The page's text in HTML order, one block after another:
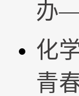
办
化
青